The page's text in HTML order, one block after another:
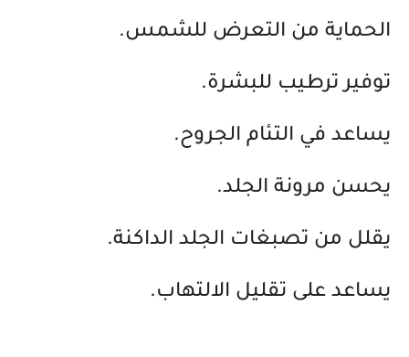
الحماية من التعرض للشمس.
توفير ترطيب للبشرة.
يساعد في التئام الجروح.
يحسن مرونة الجلد.
يقلل من تصبغات الجلد الداكنة.
يساعد على تقليل الالتهاب.